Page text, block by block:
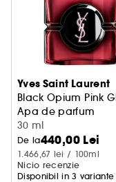
Yves Saint Laurent
Black Opium Pink
Apa de parfum
30 ml
De la440,00 Lei
1.466,67 lei / 100ml
Nicio recenzie
Disponibil in 3 variante